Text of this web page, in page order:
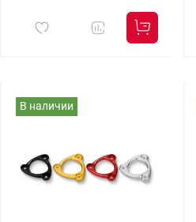
В наличии